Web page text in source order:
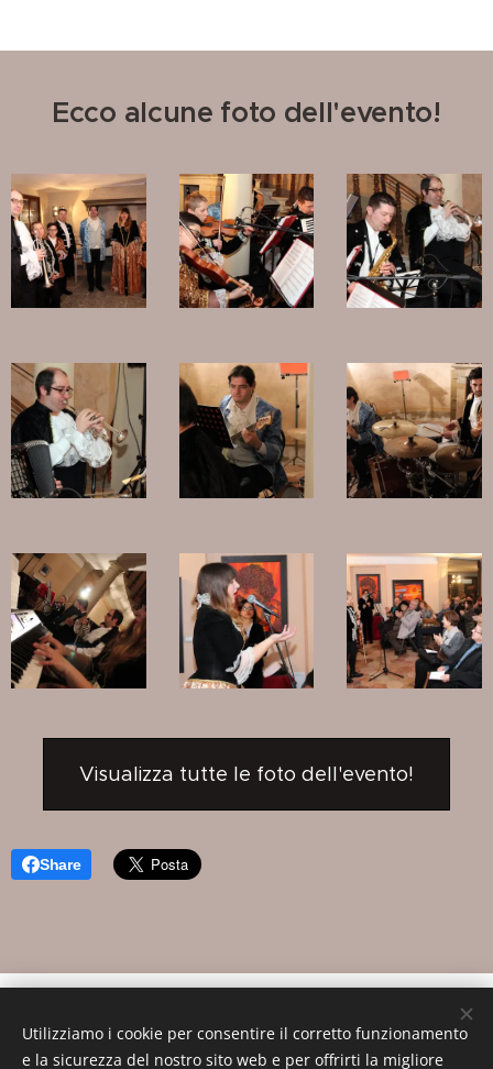
Ecco alcune foto dell'evento!
Visualizza tutte le foto dell'evento!
Share
Villa Contarini Giovanelli - Venier - P.zza Bruno
Utilizziamo i cookie per consentire il corretto funzionamento
e la sicurezza del nostro sito web e per offrirti la migliore